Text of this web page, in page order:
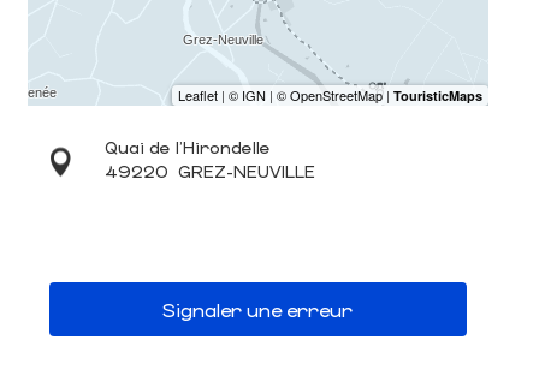
Quai de l'Hirondelle
49220 GREZ-NEUVILLE
Signaler une erreur